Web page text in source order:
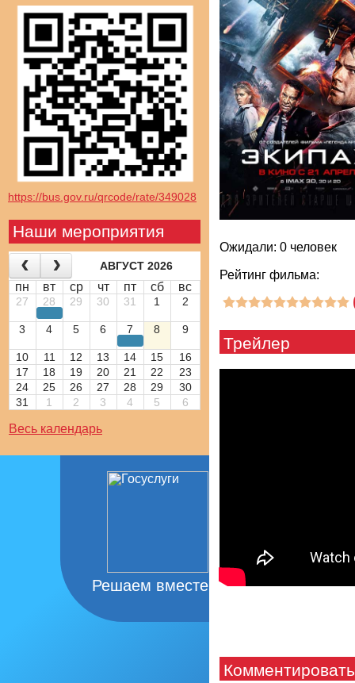
https://bus.gov.ru/qrcode/rate/349028
Наши мероприятия
АВГУСТ 2026
пн вт ср чт пт сб вс
27 28 29 30 31 1 2
3 4 5 6 7 8 9
10 11 12 13 14 15
16
17
18 19 20 21 22
23
24
25 26 27 28 29
30
31
1 2 3 4 5 6
Весь календарь
Решаем вместе
Ожидали: 0 человек
Рейтинг фильма:
Трейлер
Комментировать